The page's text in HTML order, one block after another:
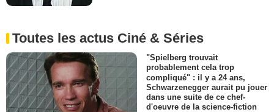
Toutes les actus Ciné & Séries
"Spielberg trouvait
probablement cela trop
compliqué" : il y a 24 ans,
Schwarzenegger aurait pu jouer
dans une suite de ce chef-
d'oeuvre de la science-fiction